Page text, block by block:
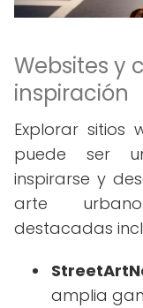
Websites y
inspiración
Explorar sitios
puede ser
inspirarse y
arte
destacadas
amplia